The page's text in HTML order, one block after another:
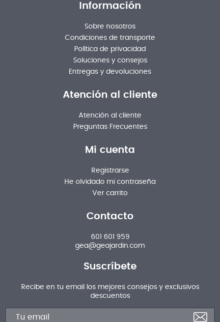
Información
Sobre nosotros
Condiciones de transporte
Política de privacidad
Soluciones y consejos
Entregas y devoluciones
Atención al cliente
Atención al cliente
Preguntas Frecuentes
Mi cuenta
Registrarse
He olvidado mi contraseña
Ver carrito
Contacto
601 601 959
gea@geajardin.com
Suscríbete
Recibe en tu email los mejores consejos y exclusivos
descuentos